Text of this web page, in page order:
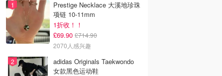
Prestige Necklace 大溪地珍珠
项链 10-11mm
1折收！！
£69.90 £714.90
2070人感兴趣
adidas Originals Taekwondo
女款黑色运动鞋